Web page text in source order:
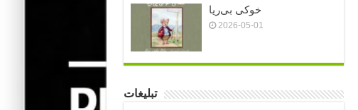
خوکی بی‌ریا
2026-05-01
تبلیغات